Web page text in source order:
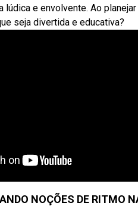
e envolvente. Ao
seja divertida e educativa?
NOÇÕES DE RITMO